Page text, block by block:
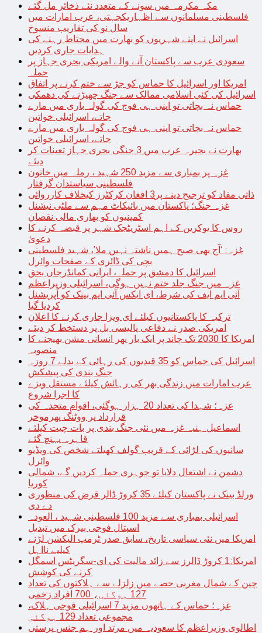
مکہ مکرمہ میں سونے کے متعدد نئے ذخائر مل گئے
فلسطینی مسلمانوں سے اظہاریکجہتی، عرب امارات میں
سال نو کی تقاریب منسوخ
اسرائیل نے اپنے شہریوں کو بھارت میں محتاط رہنے کی
ہدایات جاری کردیں
سعودی عرب سے پاکستان آنے والے امریکی بحری جہاز پر
حملہ
امریکا اور اسرائیل کا حماس کو جڑ سے ختم کرنے پر اتفاق
اسرائیل کی کئی اسلامی ممالک سے جنگ چھیڑنے کی دھمکی
حماس نہ بچاتی تو اپنی ہی فوج کی گولہ باری میں مارے
جاتے، اسرائیلی خواتین
حماس نہ بچاتی تو اپنی ہی فوج کی گولہ باری میں مارے
جاتے، اسرائیلی خواتین
بھارت نے بحیرہ عرب میں 3 جنگی بحری جہاز تعینات کر
دیئے
غزہ پر بمباری سے مزید 250 شہید ، رملہ میں خاتون
فلسطینی سیاستدان گرفتار
ذاتی مفاد کو ترجیح دینے پر3 افغان کرکٹرز کیخلاف کارروائی
غزہ جنگ؛ پاکستان میں بائیکاٹ مہم سے ملٹی نیشنل
کمپنیوں کو بھاری مالی نقصان
روس کا یوکرین کے اہم اسٹریٹجک شہر پر قبضہ کرنے کا
دعویٰ
غزہ: ‘آج بھی صبح ہمیں ناشتہ نہیں ملا’، شہید فلسطینی
بچی کی ڈائری کے صفحات وائرل
اسرائیل کا دمشق پر حملہ، ایرانی کمانڈرجاں بحق
غزہ میں جنگ جلد ختم نہیں ہوگی، اسرائیلی وزیراعظم
آئی ایم ایف کی شرط، ای ایکس آئی ایم بینک کو آپریشنل
کردیا گیا
ترکیہ کا پاکستانیوں کیلئے ای ویزا جاری کرنے کا اعلان
امریکی صدر نے دفاعی پالیسی بل پر دستخط کر دیئے
امریکا کا 2030 تک چاند پر ایک بار پھر انسانی مشن بھیجنے کا
منصوبہ
اسرائیل کی حماس کو 35 قیدیوں کی رہائی کے بدلے 7 روزہ
جنگ بندی کی پیشکش
عرب امارات میں زندگی بھر کی رہائش کیلئے مستقل ویزے
کا اجرا شروع
غزہ؛ شہدا کی تعداد 20 ہزار ہوگئی، اقوام متحدہ کی
قرارداد پر ووٹنگ پھرموخر
اسماعیل ہنیہ غزہ میں نئی جنگ بندی پر بات چیت کیلئے
قاہرہ پہنچ گئے
سانپوں کی لڑائی کے قریب گولف کھیلتے شخص کی ویڈیو
وائرل
دشمن نے اشتعال دلایا تو جوہری حملہ کردیں گے، شمالی
کوریا
ورلڈ بینک نے پاکستان کیلئے 35 کروڑ ڈالر قرض کی منظوری
دے دی
اسرائیلی بمباری سے مزید 100 فلسطینی شہید ، العودہ
اسپتال فوجی بیرک میں تبدیل
امریکا میں نئی سیاسی تاریخ، سابق صدر ٹرمپ الیکشن لڑنے
کیلیے نااہل
امریکا:1 کروڑ ڈالرز سے زائد مالیت کی ای-سگریٹس اسمگل
کرنے کی کوشش
چین کے شمال مغربی حصے میں زلزلے سے ہلاکتوں کی تعداد
127 ہوگئی، 700 افراد زخمی
غزہ؛ حماس کے ہاتھوں مزید 7 اسرائیلی فوجی ہلاک،
مجموعی تعداد 129 ہوگئی
اطالوی وزیراعظم کا سعودیہ میں مرتد اور ہم جنس پرستی